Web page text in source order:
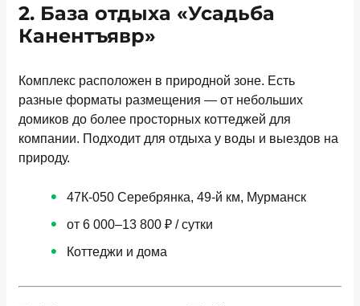
2. База отдыха «Усадьба
Канентъявр»
Комплекс расположен в природной зоне. Есть
разные форматы размещения — от небольших
домиков до более просторных коттеджей для
компании. Подходит для отдыха у воды и выездов на
природу.
47К-050 Серебрянка, 49-й км, Мурманск
от 6 000–13 800 ₽ / сутки
Коттеджи и дома